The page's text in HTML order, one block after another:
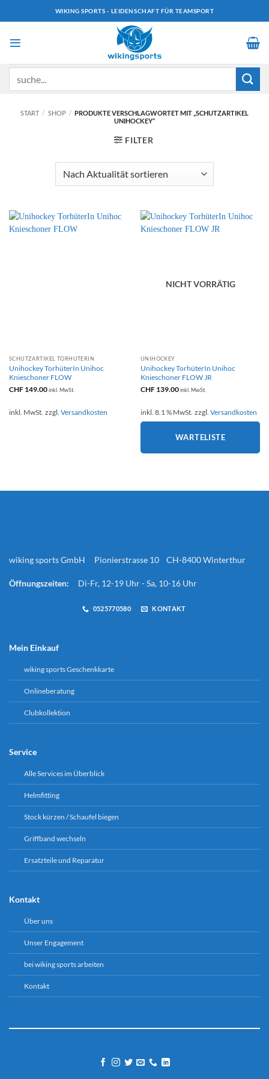
WIKING SPORTS - LEIDENSCHAFT FÜR TEAMSPORT
START / SHOP / PRODUKTE VERSCHLAGWORTET MIT „SCHUTZARTIKEL
UNIHOCKEY“
FILTER
SCHUTZARTIKEL TORHÜTERIN
Unihockey TorhüterIn Unihoc
Knieschoner FLOW
CHF149.00 inkl. MwSt.
inkl. MwSt. zzgl. Versandkosten
NICHT VORRÄTIG
UNIHOCKEY
Unihockey TorhüterIn Unihoc
Knieschoner FLOW JR
CHF139.00 inkl. MwSt.
inkl. 8.1 % MwSt. zzgl. Versandkosten
WARTELISTE
wiking sports GmbH Pionierstrasse 10 CH-8400 Winterthur
Öffnungszeiten: Di-Fr, 12-19 Uhr - Sa, 10-16 Uhr
0525770580 KONTAKT
Mein Einkauf
wiking sports Geschenkkarte
Onlineberatung
Clubkollektion
Service
Alle Services im Überblick
Helmfitting
Stock kürzen / Schaufel biegen
Griffband wechseln
Ersatzteile und Reparatur
Kontakt
Über uns
Unser Engagement
bei wiking sports arbeiten
Kontakt